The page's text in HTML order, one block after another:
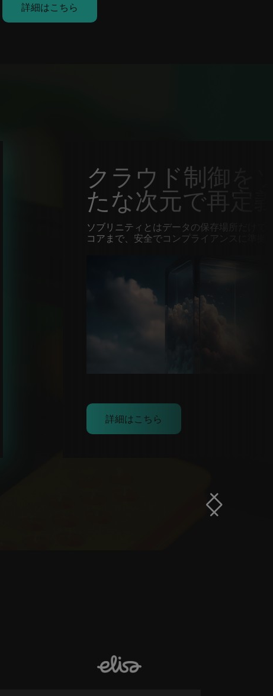
詳細はこちら
クラウド制御を
たな次元で再定
ソブリニティとはデータの保存場所だけ
コアまで、安全でコンプライアンスに準
詳細はこちら